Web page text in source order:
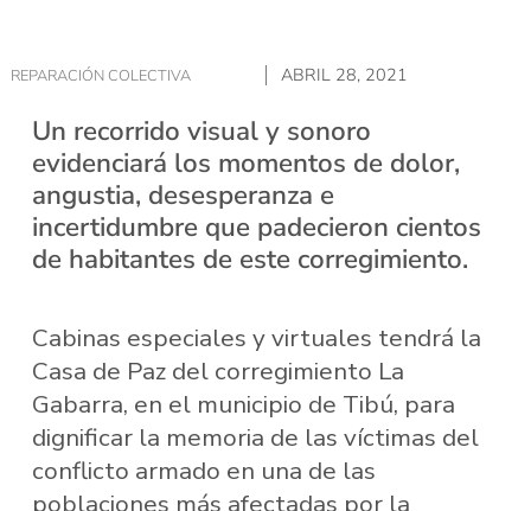
REPARACIÓN COLECTIVA ABRIL 28, 2021
Un recorrido visual y sonoro
evidenciará los momentos de dolor,
angustia, desesperanza e
incertidumbre que padecieron cientos
de habitantes de este corregimiento.
Cabinas especiales y virtuales tendrá la
Casa de Paz del corregimiento La
Gabarra, en el municipio de Tibú, para
dignificar la memoria de las víctimas del
conflicto armado en una de las
poblaciones más afectadas por la